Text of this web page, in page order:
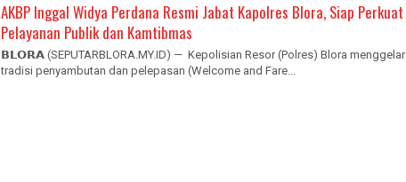
AKBP Inggal Widya Perdana Resmi Jabat Kapolres Blora, Siap Perkuat
Pelayanan Publik dan Kamtibmas
𝗕𝗟𝗢𝗥𝗔 (SEPUTARBLORA.MY.ID) — Kepolisian Resor (Polres) Blora menggelar
tradisi penyambutan dan pelepasan (Welcome and Fare...